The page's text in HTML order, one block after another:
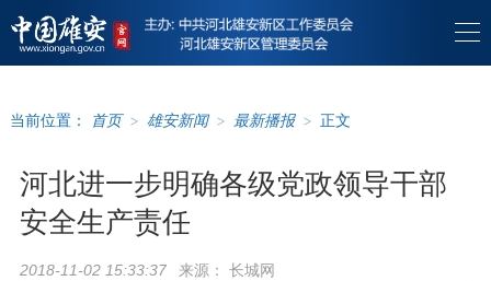
当前位置： 首页 > 雄安新闻 > 最新播报 > 正文
河北进一步明确各级党政领导干部
安全生产责任
2018-11-02 15:33:37 来源： 长城网